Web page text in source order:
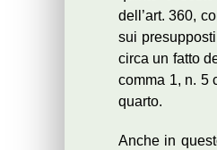
dell’art. 360,
sui
circa un fatto
comma 1, n. 5
quarto.
Anche in